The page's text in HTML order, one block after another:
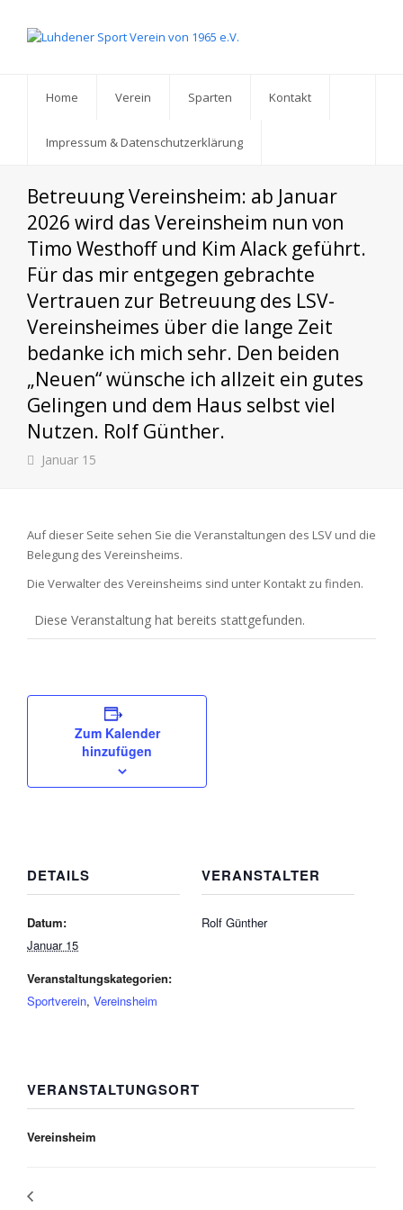
Home Verein Sparten Kontakt
Impressum & Datenschutzerklärung
Betreuung Vereinsheim: ab Januar
2026 wird das Vereinsheim nun von
Timo Westhoff und Kim Alack geführt.
Für das mir entgegen gebrachte
Vertrauen zur Betreuung des LSV-
Vereinsheimes über die lange Zeit
bedanke ich mich sehr. Den beiden
„Neuen“ wünsche ich allzeit ein gutes
Gelingen und dem Haus selbst viel
Nutzen. Rolf Günther.
Januar 15
Auf dieser Seite sehen Sie die Veranstaltungen des LSV und die
Belegung des Vereinsheims.
Die Verwalter des Vereinsheims sind unter Kontakt zu finden.
Diese Veranstaltung hat bereits stattgefunden.
Zum Kalender
hinzufügen
DETAILS
Datum:
Januar 15
Veranstaltungskategorien:
Sportverein, Vereinsheim
VERANSTALTER
Rolf Günther
VERANSTALTUNGSORT
Vereinsheim